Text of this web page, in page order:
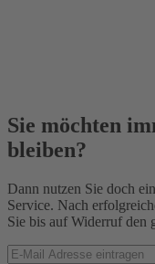
Sie möchten
bleiben?
Dann nutzen Sie doch
Service. Nach
Sie bis auf Widerruf den